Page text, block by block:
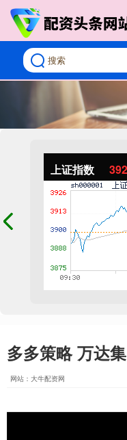
上证指数
多多策略 万达
网站：大牛配资网